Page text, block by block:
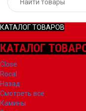
КАТАЛОГ ТОВАРОВ
КАТАЛОГ
Close
Rocal
Назад
Смотреть все
Камины